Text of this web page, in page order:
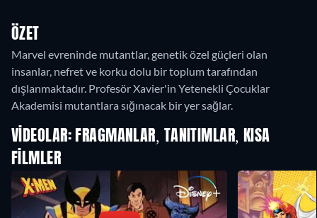
ÖZET
Marvel evreninde mutantlar, genetik özel güçleri olan
insanlar, nefret ve korku dolu bir toplum tarafından
dışlanmaktadır. Profesör Xavier'in Yetenekli Çocuklar
Akademisi mutantlara sığınacak bir yer sağlar.
VIDEOLAR: FRAGMANLAR, TANITIMLAR, KISA
FILMLER